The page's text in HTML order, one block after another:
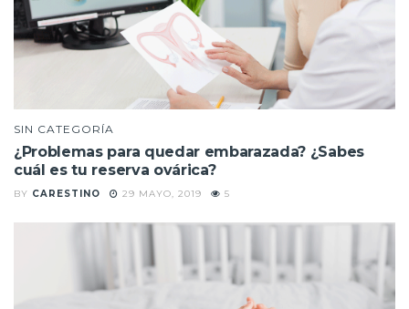
SIN CATEGORÍA
¿Problemas para quedar embarazada? ¿Sabes
cuál es tu reserva ovárica?
BY CARESTINO 29 MAYO, 2019 5